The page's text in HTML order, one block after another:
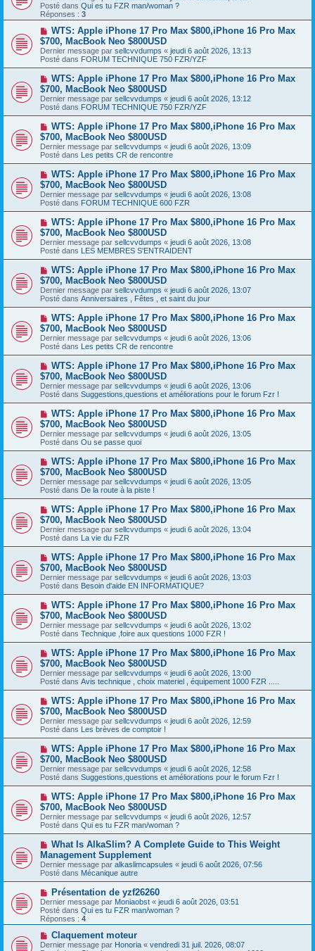
e
s
s
a
g
e
u
v
e
a
u
m
e
s
s
a
g
e
Posté dans Qui es tu FZR man/woman ?
Réponses : 3
N
o
u
v
e
a
u
m
e
s
a
g
e
WTS: Apple iPhone 17 Pro Max $800,iPhone 16 Pro Max
$700, MacBook Neo $800USD
Dernier message par sellcvvdumps « jeudi 6 août 2026, 13:13
Posté dans FORUM TECHNIQUE 750 FZR/YZF
N
o
u
v
e
a
u
m
e
s
a
g
e
WTS: Apple iPhone 17 Pro Max $800,iPhone 16 Pro Max
$700, MacBook Neo $800USD
Dernier message par sellcvvdumps « jeudi 6 août 2026, 13:12
Posté dans FORUM TECHNIQUE 750 FZR/YZF
N
o
u
v
e
a
u
m
e
s
a
g
e
WTS: Apple iPhone 17 Pro Max $800,iPhone 16 Pro Max
$700, MacBook Neo $800USD
Dernier message par sellcvvdumps « jeudi 6 août 2026, 13:09
Posté dans Les petits CR de rencontre
N
o
u
v
e
a
u
m
e
s
a
g
e
WTS: Apple iPhone 17 Pro Max $800,iPhone 16 Pro Max
$700, MacBook Neo $800USD
Dernier message par sellcvvdumps « jeudi 6 août 2026, 13:08
Posté dans FORUM TECHNIQUE 600 FZR
N
o
u
v
e
a
u
m
e
s
a
g
e
WTS: Apple iPhone 17 Pro Max $800,iPhone 16 Pro Max
$700, MacBook Neo $800USD
Dernier message par sellcvvdumps « jeudi 6 août 2026, 13:08
Posté dans LES MEMBRES S'ENTRAIDENT
N
o
u
v
e
a
u
m
e
s
a
g
e
WTS: Apple iPhone 17 Pro Max $800,iPhone 16 Pro Max
$700, MacBook Neo $800USD
Dernier message par sellcvvdumps « jeudi 6 août 2026, 13:07
Posté dans Anniversaires , Fêtes , et saint du jour
N
o
u
v
e
a
u
m
e
s
a
g
e
WTS: Apple iPhone 17 Pro Max $800,iPhone 16 Pro Max
$700, MacBook Neo $800USD
Dernier message par sellcvvdumps « jeudi 6 août 2026, 13:06
Posté dans Les petits CR de rencontre
N
o
u
v
e
a
u
m
e
s
a
g
e
WTS: Apple iPhone 17 Pro Max $800,iPhone 16 Pro Max
$700, MacBook Neo $800USD
Dernier message par sellcvvdumps « jeudi 6 août 2026, 13:06
Posté dans Suggestions,questions et améliorations pour le forum Fzr !
N
o
u
v
e
a
u
m
e
s
a
g
e
WTS: Apple iPhone 17 Pro Max $800,iPhone 16 Pro Max
$700, MacBook Neo $800USD
Dernier message par sellcvvdumps « jeudi 6 août 2026, 13:05
Posté dans Ou se passe quoi
N
o
u
v
e
a
u
m
e
s
a
g
e
WTS: Apple iPhone 17 Pro Max $800,iPhone 16 Pro Max
$700, MacBook Neo $800USD
Dernier message par sellcvvdumps « jeudi 6 août 2026, 13:05
Posté dans De la route à la piste !
N
o
u
v
e
a
u
m
e
s
a
g
e
WTS: Apple iPhone 17 Pro Max $800,iPhone 16 Pro Max
$700, MacBook Neo $800USD
Dernier message par sellcvvdumps « jeudi 6 août 2026, 13:04
Posté dans La vie du FZR
N
o
u
v
e
a
u
m
e
s
a
g
e
WTS: Apple iPhone 17 Pro Max $800,iPhone 16 Pro Max
$700, MacBook Neo $800USD
Dernier message par sellcvvdumps « jeudi 6 août 2026, 13:03
Posté dans Besoin d'aide EN INFORMATIQUE?
N
o
u
v
e
a
u
m
e
s
a
g
e
WTS: Apple iPhone 17 Pro Max $800,iPhone 16 Pro Max
$700, MacBook Neo $800USD
Dernier message par sellcvvdumps « jeudi 6 août 2026, 13:02
Posté dans Technique ,foire aux questions 1000 FZR !
N
o
u
v
e
a
u
m
e
s
a
g
e
WTS: Apple iPhone 17 Pro Max $800,iPhone 16 Pro Max
$700, MacBook Neo $800USD
Dernier message par sellcvvdumps « jeudi 6 août 2026, 13:00
Posté dans Avis technique , choix materiel , équipement 1000 FZR .....
N
o
u
v
e
a
u
m
e
s
a
g
e
WTS: Apple iPhone 17 Pro Max $800,iPhone 16 Pro Max
$700, MacBook Neo $800USD
Dernier message par sellcvvdumps « jeudi 6 août 2026, 12:59
Posté dans Les brèves de comptoir !
N
o
u
v
e
a
u
m
e
s
a
g
e
WTS: Apple iPhone 17 Pro Max $800,iPhone 16 Pro Max
$700, MacBook Neo $800USD
Dernier message par sellcvvdumps « jeudi 6 août 2026, 12:58
Posté dans Suggestions,questions et améliorations pour le forum Fzr !
N
o
u
v
e
a
u
m
e
s
a
g
e
WTS: Apple iPhone 17 Pro Max $800,iPhone 16 Pro Max
$700, MacBook Neo $800USD
Dernier message par sellcvvdumps « jeudi 6 août 2026, 12:57
Posté dans Qui es tu FZR man/woman ?
N
u
v
e
a
m
e
s
s
a
g
What Is AlkaSlim? A Complete Guide to This Weight
Management Supplement
Dernier message par alkaslimcapsules « jeudi 6 août 2026, 07:56
Posté dans Mécanique autre
N
o
u
v
e
a
m
Présentation de yzf26260
Dernier message par Moniaobst « jeudi 6 août 2026, 03:51
Posté dans Qui es tu FZR man/woman ?
Réponses : 4
N
o
Claquement moteur
Dernier message par Honoria « vendredi 31 juil. 2026, 08:07